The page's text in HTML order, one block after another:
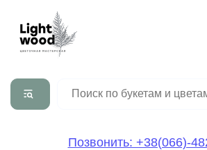
Позвонить: +38(066)-